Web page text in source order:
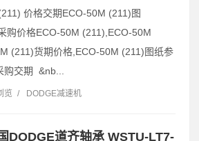
价格交期ECO-50M (211)图
购价格ECO-50M (211),ECO-50M
(211)货期价格,ECO-50M (211)图纸参
交期 &nb...
览 / DODGE减速机
DODGE道齐轴承 WSTU-LT7-